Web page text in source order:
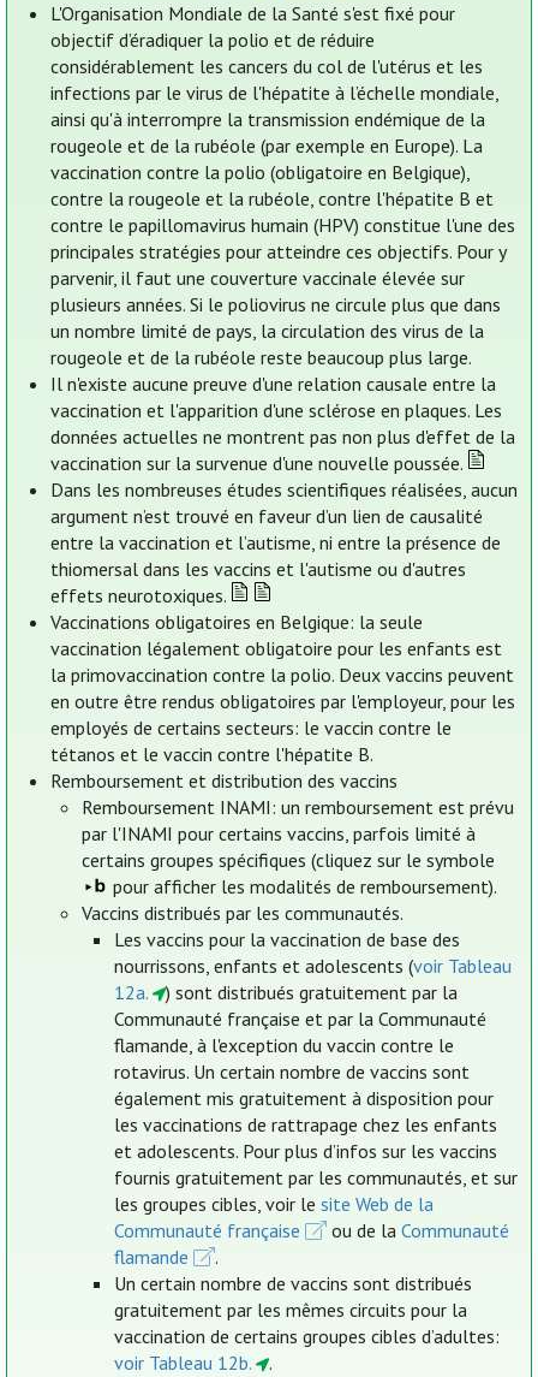
L'Organisation Mondiale de la Santé s'est fixé pour
objectif d’éradiquer la polio et de réduire
considérablement les cancers du col de l'utérus et les
infections par le virus de l'hépatite à l’échelle mondiale,
ainsi qu'à interrompre la transmission endémique de la
rougeole et de la rubéole (par exemple en Europe). La
vaccination contre la polio (obligatoire en Belgique),
contre la rougeole et la rubéole, contre l'hépatite B et
contre le papillomavirus humain (HPV) constitue l'une des
principales stratégies pour atteindre ces objectifs. Pour y
parvenir, il faut une couverture vaccinale élevée sur
plusieurs années. Si le poliovirus ne circule plus que dans
un nombre limité de pays, la circulation des virus de la
rougeole et de la rubéole reste beaucoup plus large.
Il n'existe aucune preuve d'une relation causale entre la
vaccination et l'apparition d'une sclérose en plaques. Les
données actuelles ne montrent pas non plus d'effet de la
vaccination sur la survenue d'une nouvelle poussée.
Dans les nombreuses études scientifiques réalisées, aucun
argument n’est trouvé en faveur d’un lien de causalité
entre la vaccination et l’autisme, ni entre la présence de
thiomersal dans les vaccins et l'autisme ou d'autres
effets neurotoxiques.
Vaccinations obligatoires en Belgique: la seule
vaccination légalement obligatoire pour les enfants est
la primovaccination contre la polio. Deux vaccins peuvent
en outre être rendus obligatoires par l'employeur, pour les
employés de certains secteurs: le vaccin contre le
tétanos et le vaccin contre l'hépatite B.
Remboursement et distribution des vaccins
Remboursement INAMI: un remboursement est prévu
par l'INAMI pour certains vaccins, parfois limité à
certains groupes spécifiques (cliquez sur le symbole
pour afficher les modalités de remboursement).
Vaccins distribués par les communautés.
Les vaccins pour la vaccination de base des
nourrissons, enfants et adolescents (voir Tableau
12a.
) sont distribués gratuitement par la
Communauté française et par la Communauté
flamande, à l'exception du vaccin contre le
rotavirus. Un certain nombre de vaccins sont
également mis gratuitement à disposition pour
les vaccinations de rattrapage chez les enfants
et adolescents. Pour plus d’infos sur les vaccins
fournis gratuitement par les communautés, et sur
les groupes cibles, voir le site Web de la
Communauté française
ou de la Communauté
flamande
.
Un certain nombre de vaccins sont distribués
gratuitement par les mêmes circuits pour la
vaccination de certains groupes cibles d’adultes:
voir Tableau 12b.
.